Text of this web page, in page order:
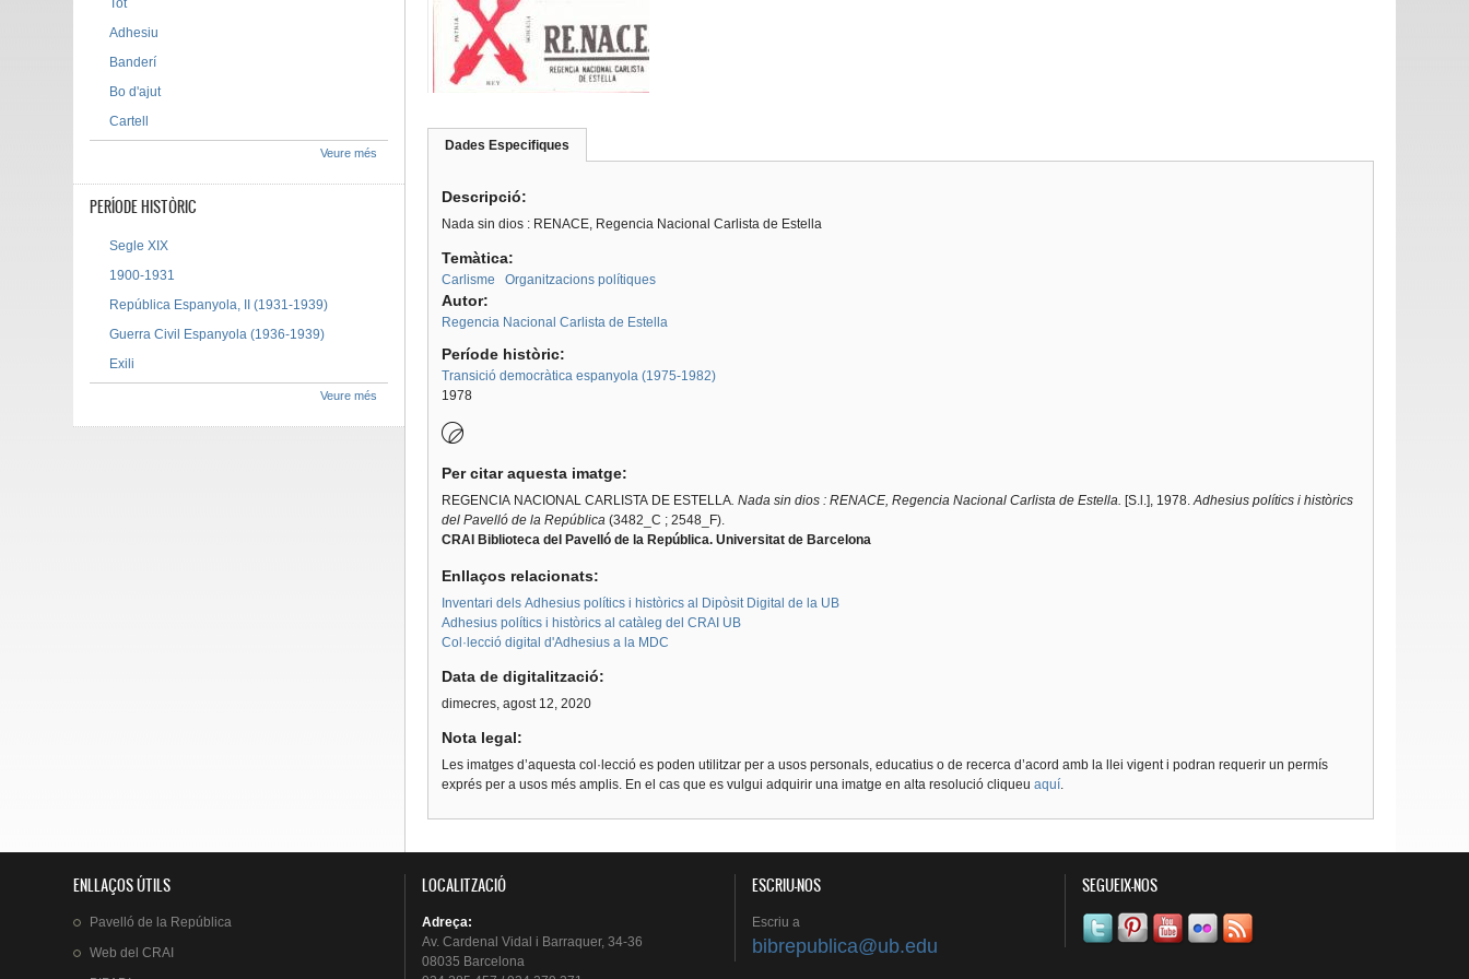
Dades Especifiques
activa)
Descripció:
Nada sin dios : RENACE, Regencia Nacional Carlista de Estella
Temàtica:
Carlisme Organitzacions polítiques
Autor:
Regencia Nacional Carlista de Estella
Període històric:
Transició democràtica espanyola (1975-1982)
1978
Per citar aquesta imatge:
REGENCIA NACIONAL CARLISTA DE ESTELLA. Nada sin dios : RENACE, Regencia Nacional Carlista de Estella. [S.l.], 1978.Adhesius polítics i històrics
del Pavelló de la República(3482_C ; 2548_F).
CRAI Biblioteca del Pavelló de la República. Universitat de Barcelona
Enllaços relacionats:
Inventari dels Adhesius polítics i històrics al Dipòsit Digital de la UB
Adhesius polítics i històrics al catàleg del CRAI UB
Col·lecció digital d'Adhesius a la MDC
Data de digitalització:
dimecres, agost 12, 2020
Nota legal:
Les imatges d’aquesta col·lecció es poden utilitzar per a usos personals, educatius o de recerca d’acord amb la llei vigent i podran requerir un permís
exprés per a usos més amplis. En el cas que es vulgui adquirir una imatge en alta resolució cliqueu aquí.
Tot
Adhesiu
Banderí
Bo d'ajut
Cartell
Veure més
PERÍODE HISTÒRIC
Segle XIX
1900-1931
República Espanyola, II (1931-1939)
Guerra Civil Espanyola (1936-1939)
Exili
Veure més
ENLLAÇOS ÚTILS
Pavelló de la República
Web delCRAI
LOCALITZACIÓ
Adreça:
Av. Cardenal Vidal i Barraquer, 34-36
08035 Barcelona
ESCRIU-NOS
Escriu a
bibrepublica@ub.edu
SEGUEIX-NOS